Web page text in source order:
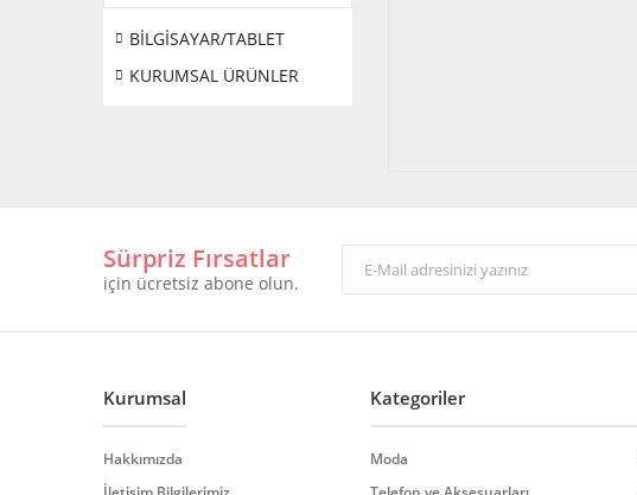
BİLGİSAYAR/TABLET
KURUMSAL ÜRÜNLER
Sürpriz Fırsatlar
için ücretsiz abone olun.
Kurumsal
Hakkımızda
Kategoriler
Moda